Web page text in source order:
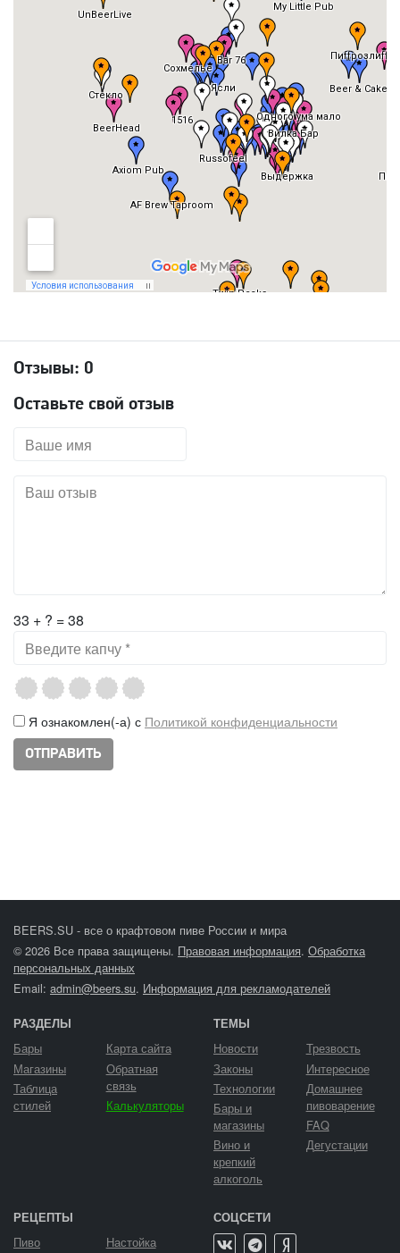
Отзывы: 0
Оставьте свой отзыв
33 + ? = 38
Я ознакомлен(-а) с Политикой конфиденциальности
BEERS.SU - все о крафтовом пиве России и мира
© 2026 Все права защищены. Правовая информация. Обработка
персональных данных
Email: admin@beers.su. Информация для рекламодателей
РАЗДЕЛЫ
Бары
Магазины
Таблица
стилей
Карта сайта
Обратная
связь
Калькуляторы
ТЕМЫ
Новости
Законы
Технологии
Бары и
магазины
Вино и
крепкий
алкоголь
Трезвость
Интересное
Домашнее
пивоварение
FAQ
Дегустации
РЕЦЕПТЫ
Пиво Настойка
СОЦСЕТИ